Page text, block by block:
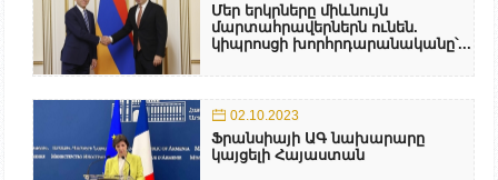
Մեր երկրները միևնույն
մարտահրավերներն ունեն.
կիպրոսցի խորհրդարանականը՝...
02.10.2023
Ֆրանսիայի ԱԳ նախարարը
կայցելի Հայաստան